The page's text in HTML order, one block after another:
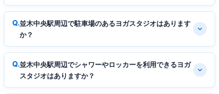
並木中央駅周辺で駐車場のあるヨガスタジオはあります
か？
並木中央駅周辺でシャワーやロッカーを利用できるヨガ
スタジオはありますか？